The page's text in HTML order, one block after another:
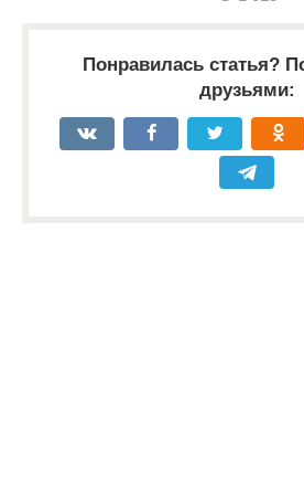
Понравилась статья?
друзьями: